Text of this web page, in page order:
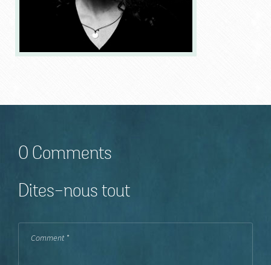
0 Comments
Dites-nous tout